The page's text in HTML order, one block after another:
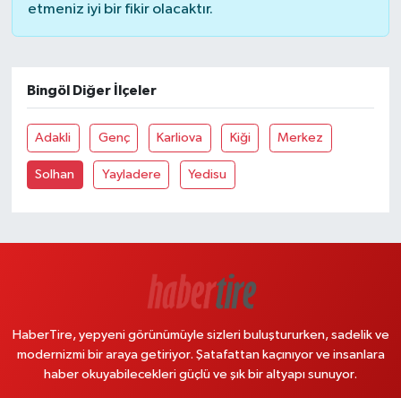
etmeniz iyi bir fikir olacaktır.
Bingöl Diğer İlçeler
Adakli Genç Karliova Kiği Merkez
Solhan Yayladere Yedisu
HaberTire, yepyeni görünümüyle sizleri buluştururken, sadelik ve
modernizmi bir araya getiriyor. Şatafattan kaçınıyor ve insanlara
haber okuyabilecekleri güçlü ve şık bir altyapı sunuyor.